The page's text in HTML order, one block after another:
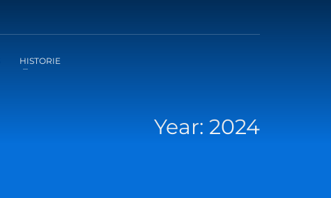
HISTORIE
Year: 2024